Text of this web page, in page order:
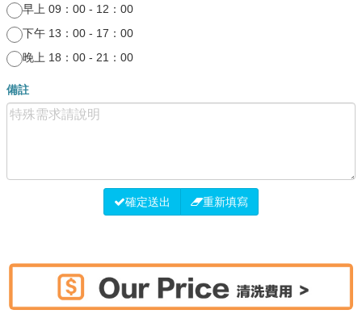
早上 09：00 - 12：00
下午 13：00 - 17：00
晚上 18：00 - 21：00
備註
確定送出 重新填寫